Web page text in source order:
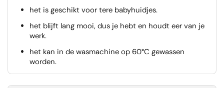
het is geschikt voor tere babyhuidjes.
het blijft lang mooi, dus je hebt en houdt eer van je
werk.
het kan in de wasmachine op 60°C gewassen
worden.